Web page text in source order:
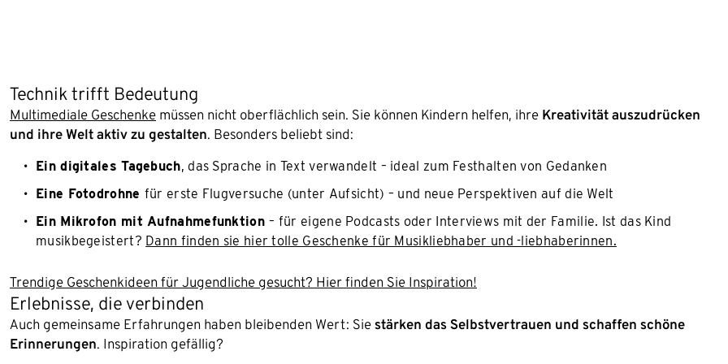
Technik trifft Bedeutung
Multimediale Geschenke müssen nicht oberflächlich sein. Sie können Kindern helfen, ihre Kreativität auszudrücken
und ihre Welt aktiv zu gestalten. Besonders beliebt sind:
Ein digitales Tagebuch, das Sprache in Text verwandelt – ideal zum Festhalten von Gedanken
Eine Fotodrohne für erste Flugversuche (unter Aufsicht) – und neue Perspektiven auf die Welt
Ein Mikrofon mit Aufnahmefunktion– für eigene Podcasts oder Interviews mit der Familie. Ist das Kind
musikbegeistert? Dann finden sie hier tolle Geschenke für Musikliebhaber und -liebhaberinnen.
Trendige Geschenkideen für Jugendliche gesucht? Hier finden Sie Inspiration!
Erlebnisse, die verbinden
Auch gemeinsame Erfahrungen haben bleibenden Wert: Sie stärken das Selbstvertrauen und schaffen schöne
Erinnerungen. Inspiration gefällig?